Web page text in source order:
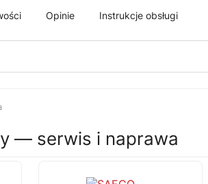
Opinie Instrukcje obsługi
— serwis i naprawa